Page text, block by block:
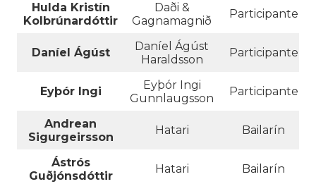
Hulda Kristín
Kolbrúnardóttir
Daði &
Gagnamagnið
Participante
Daníel Ágúst
Daníel Ágúst
Haraldsson
Participante
Eyþór Ingi
Eyþór Ingi
Gunnlaugsson
Participante
Andrean
Sigurgeirsson
Hatari Bailarín
Ástrós
Guðjónsdóttir
Hatari Bailarín